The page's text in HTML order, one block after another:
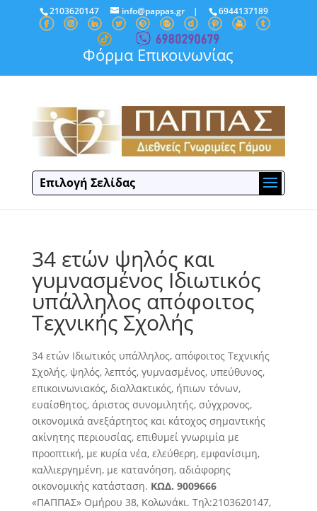
2103620147 info@pappas.gr| 6944137189
Φόρμα Επικοινωνίας
Επιλογή Σελίδας
34 ετών ψηλός και
γυμνασμένος Ιδιωτικός
υπάλληλος απόφοιτος
Τεχνικής Σχολής
34 ετών Ιδιωτικός υπάλληλος, απόφοιτος Τεχνικής
Σχολής, ψηλός, λεπτός, γυμνασμένος, υπεύθυνος,
επικοινωνιακός, διαλλακτικός, ήπιων τόνων,
ευαίσθητος, άριστος συνομιλητής, σύγχρονος,
οικονομικά ανεξάρτητοςκαι κάτοχος σημαντικής
ακίνητης περιουσίας, επιθυμεί γνωριμία με
προοπτική, με κυρία νέα, ελεύθερη, εμφανίσιμη,
καλλιεργημένη, με κατανόηση, αδιάφορης
οικονομικής κατάσταση. ΚΩΔ. 9009666
«ΠΑΠΠΑΣ» Ομήρου 38, Κολωνάκι. Τηλ:2103620147,